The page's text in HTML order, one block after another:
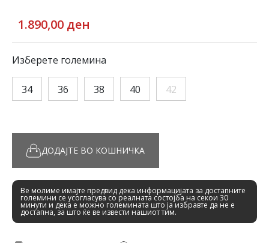
1.890,00 ден
Изберете големина
34 36 38 40 42
ДОДАЈТЕ ВО КОШНИЧКА
Ве молиме имајте предвид дека информацијата за достапните
големини се усогласува со реалната состојба на секои 30
минути и дека е можно големината што ја избравте да не е
достапна, за што ќе ве извести нашиот тим.